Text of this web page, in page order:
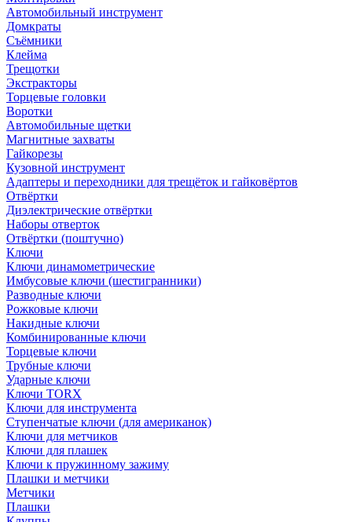
Автомобильный инструмент
Домкраты
Съёмники
Клейма
Трещотки
Экстракторы
Торцевые головки
Воротки
Автомобильные щетки
Магнитные захваты
Гайкорезы
Кузовной инструмент
Адаптеры и переходники для трещёток и гайковёртов
Отвёртки
Диэлектрические отвёртки
Наборы отверток
Отвёртки (поштучно)
Ключи
Ключи динамометрические
Имбусовые ключи (шестигранники)
Разводные ключи
Рожковые ключи
Накидные ключи
Комбинированные ключи
Торцевые ключи
Трубные ключи
Ударные ключи
Ключи TORX
Ключи для инструмента
Ступенчатые ключи (для американок)
Ключи для метчиков
Ключи для плашек
Ключи к пружинному зажиму
Плашки и метчики
Метчики
Плашки